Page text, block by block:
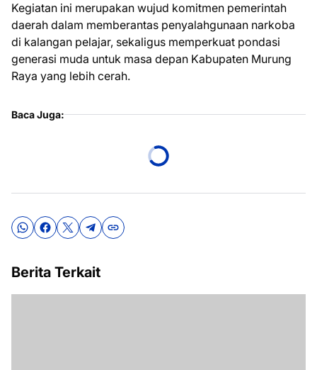
Kegiatan ini merupakan wujud komitmen pemerintah
daerah dalam memberantas penyalahgunaan narkoba
di kalangan pelajar, sekaligus memperkuat pondasi
generasi muda untuk masa depan Kabupaten Murung
Raya yang lebih cerah.
Baca Juga:
Berita Terkait